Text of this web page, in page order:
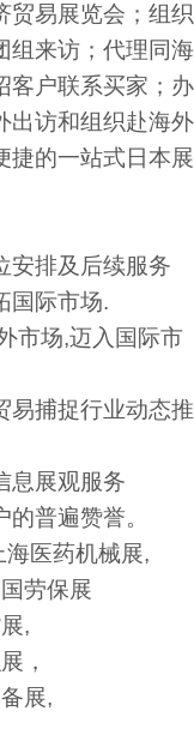
贸易展览会；组织
组来访；代理同海
客户联系买家；办
出访和组织赴海外
捷的一站式日本展
安排及后续服务
国际市场.
市场,迈入国际市
易捕捉行业动态推
息展观服务
普遍赞誉。
医药机械展,
劳保展
,
，
展,